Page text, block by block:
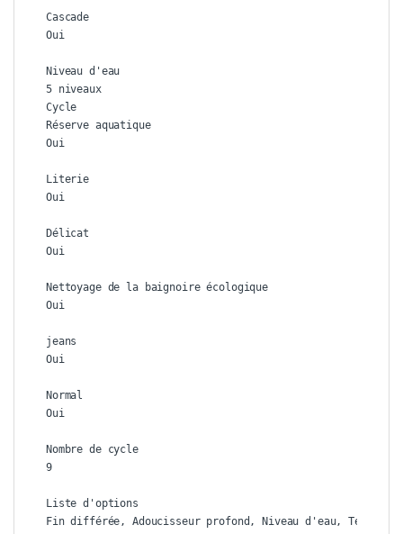
Cascade
Oui
Niveau d'eau
5 niveaux
Cycle
Réserve aquatique
Oui
Literie
Oui
Délicat
Oui
Nettoyage de la baignoire écologique
Oui
jeans
Oui
Normal
Oui
Nombre de cycle
9
Liste d'options
Fin différée, Adoucisseur profond, Niveau d'eau, Temps